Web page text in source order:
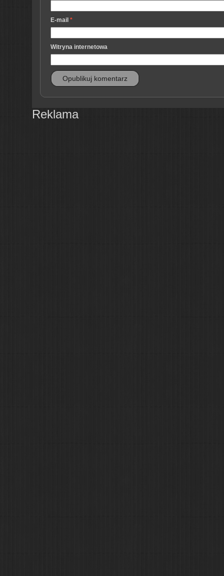
E-mail *
Witryna internetowa
Reklama